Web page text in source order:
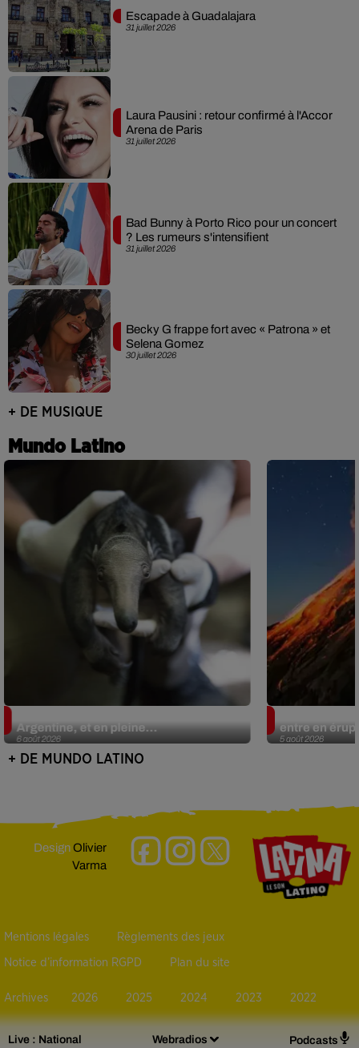
Live : National Webradios Podcasts
31 juillet 2026
Escapade à Guadalajara
31 juillet 2026
Laura Pausini : retour confirmé à l'Accor
Arena de Paris
31 juillet 2026
Bad Bunny à Porto Rico pour un concert
? Les rumeurs s'intensifient
30 juillet 2026
Becky G frappe fort avec « Patrona » et
Selena Gomez
+ DE MUSIQUE
Mundo Latino
6 août 2026
Argentine, et en pleine...
5 août 2026
entre en
+ DE MUNDO LATINO
DesignOlivier
Varma
Mentions légales Règlements des jeux
Notice d’information RGPD Plan du site
Archives 2026 2025 2024 2023 2022